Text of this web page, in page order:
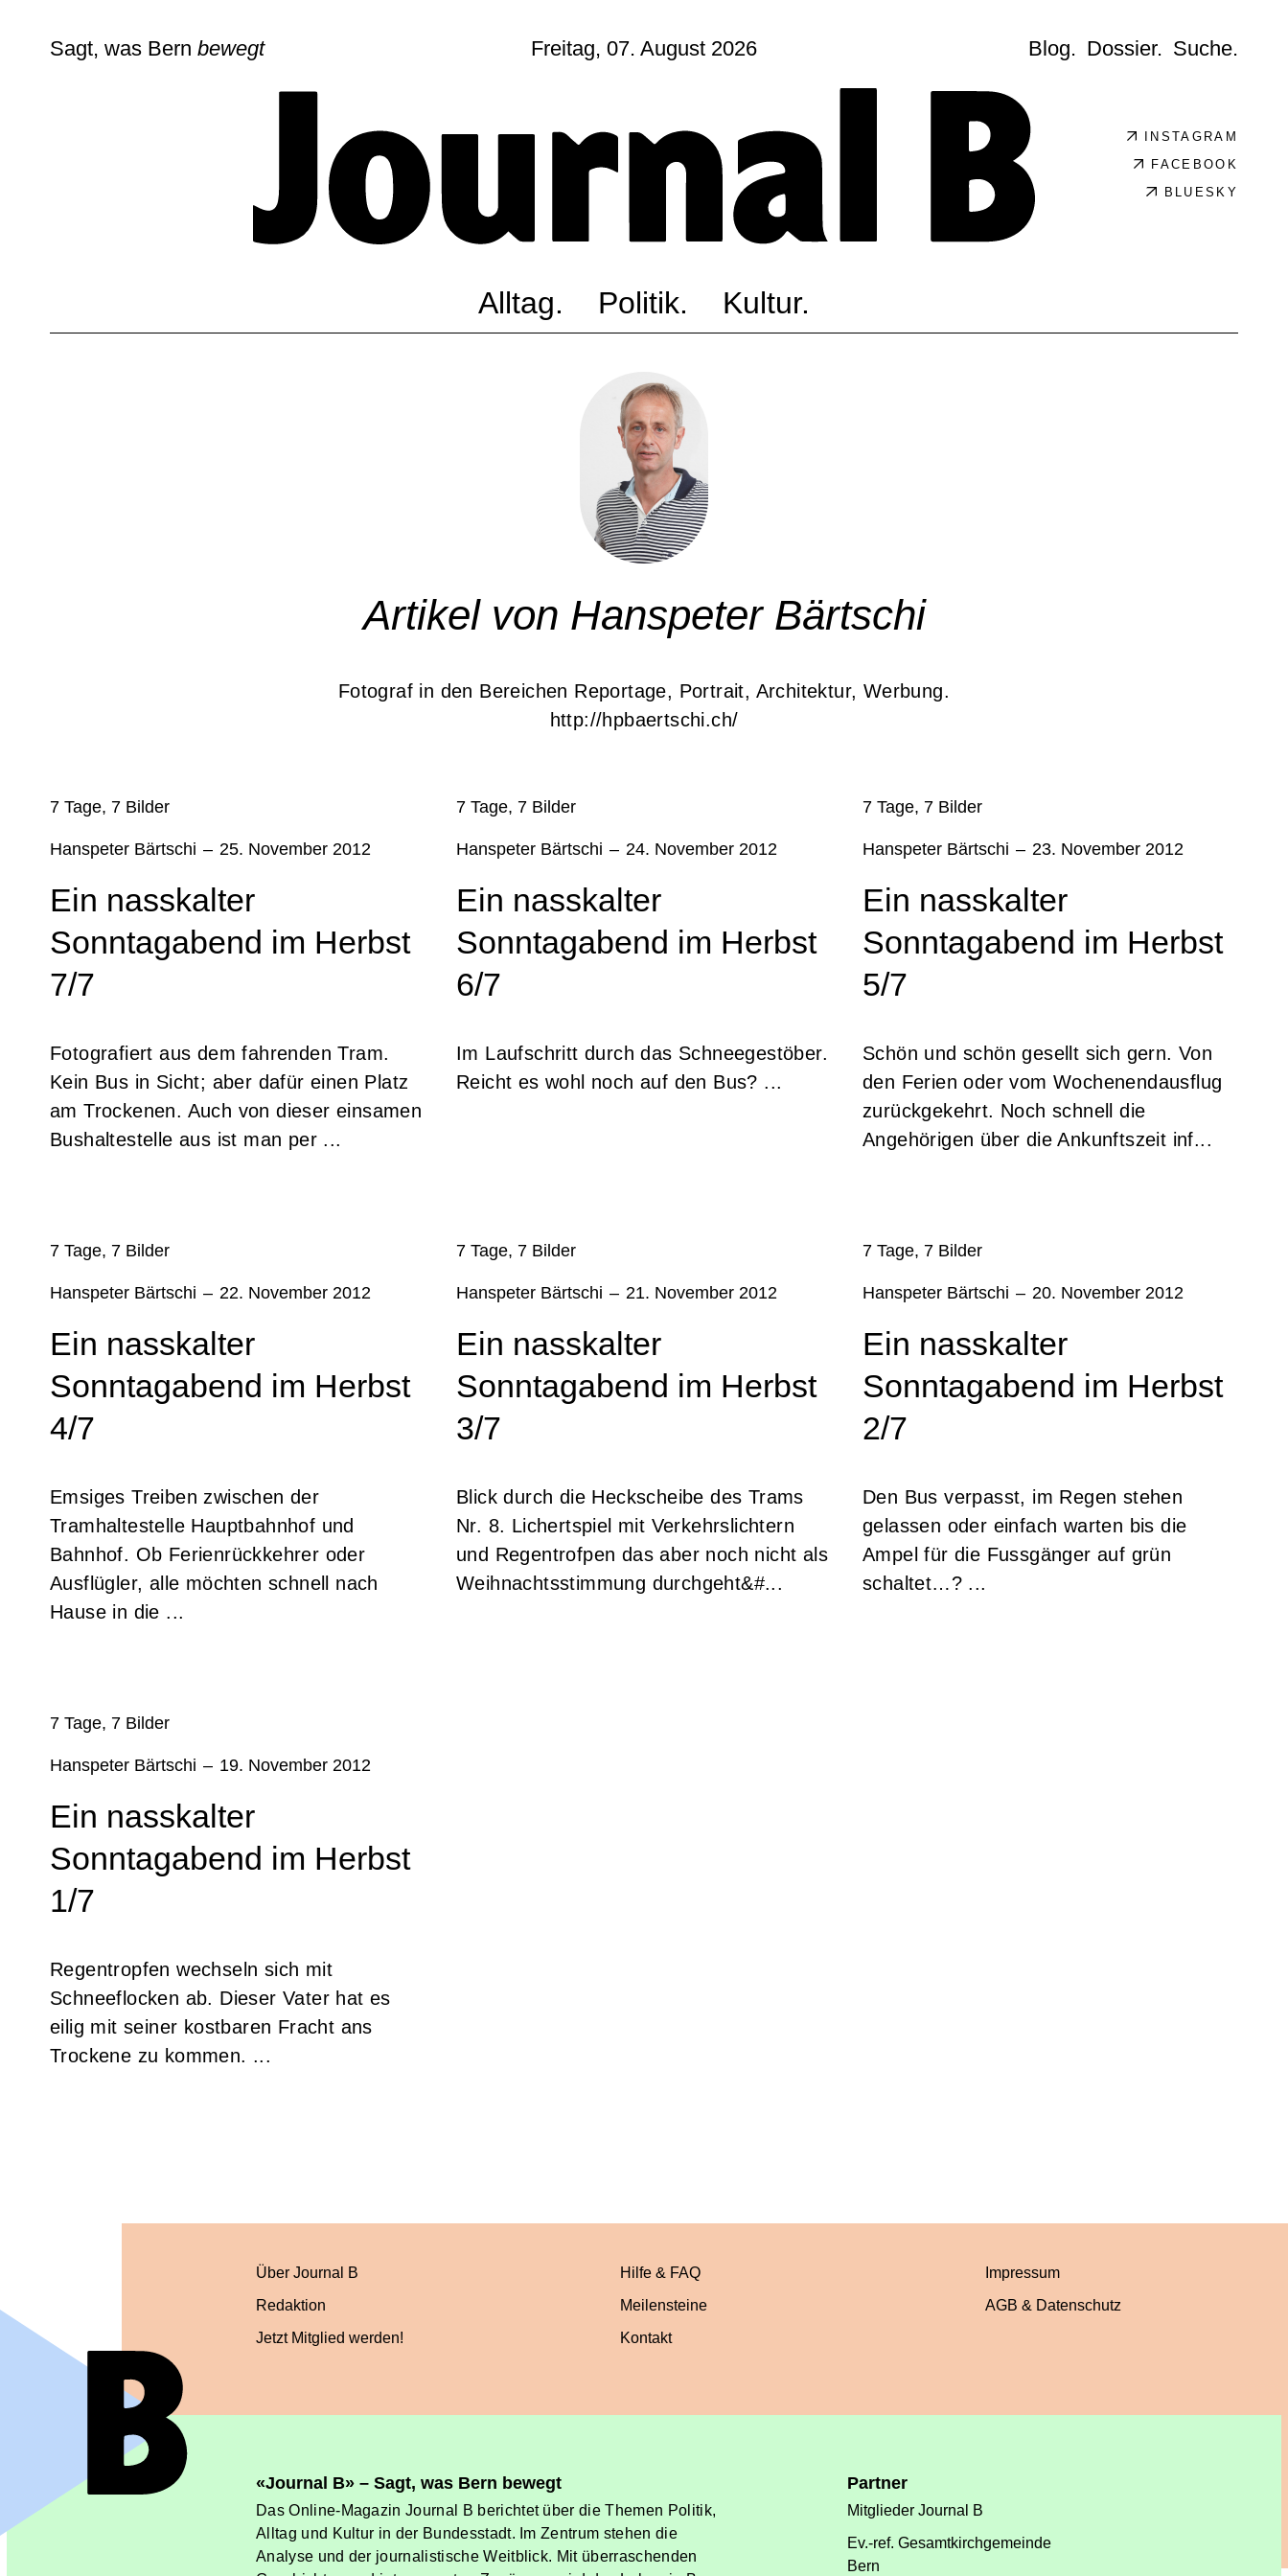
Freitag, 07. August 2026
INSTAGRAM
FACEBOOK
BLUESKY
Alltag. Politik. Kultur.
Sagt, was Bern bewegt Blog. Dossier. Suche.
Sagt, was Bern bewegt
Blog.
Suche.
FACEBOOK
BLUESKY
Artikel von Hanspeter Bärtschi
Fotograf in den Bereichen Reportage, Portrait, Architektur, Werbung.
http://hpbaertschi.ch/
7 Tage, 7 Bilder
Hanspeter Bärtschi – 25. November 2012
Ein nasskalter
Sonntagabend im Herbst
7/7
Fotografiert aus dem fahrenden Tram.
Kein Bus in Sicht; aber dafür einen Platz
am Trockenen. Auch von dieser einsamen
Bushaltestelle aus ist man per ...
7 Tage, 7 Bilder
Hanspeter Bärtschi – 24. November 2012
Ein nasskalter
Sonntagabend im Herbst
6/7
Im Laufschritt durch das Schneegestöber.
Reicht es wohl noch auf den Bus? ...
7 Tage, 7 Bilder
Hanspeter Bärtschi – 23. November 2012
Ein nasskalter
Sonntagabend im Herbst
5/7
Schön und schön gesellt sich gern. Von
den Ferien oder vom Wochenendausflug
zurückgekehrt. Noch schnell die
Angehörigen über die Ankunftszeit inf...
7 Tage, 7 Bilder
Hanspeter Bärtschi – 22. November 2012
Ein nasskalter
Sonntagabend im Herbst
4/7
Emsiges Treiben zwischen der
Tramhaltestelle Hauptbahnhof und
Bahnhof. Ob Ferienrückkehrer oder
Ausflügler, alle möchten schnell nach
Hause in die ...
7 Tage, 7 Bilder
Hanspeter Bärtschi – 21. November 2012
Ein nasskalter
Sonntagabend im Herbst
3/7
Blick durch die Heckscheibe des Trams
Nr. 8. Lichertspiel mit Verkehrslichtern
und Regentrofpen das aber noch nicht als
Weihnachtsstimmung durchgeht&#...
7 Tage, 7 Bilder
Hanspeter Bärtschi – 20. November 2012
Ein nasskalter
Sonntagabend im Herbst
2/7
Den Bus verpasst, im Regen stehen
gelassen oder einfach warten bis die
Ampel für die Fussgänger auf grün
schaltet…? ...
7 Tage, 7 Bilder
Hanspeter Bärtschi – 19. November 2012
Ein nasskalter
Sonntagabend im Herbst
1/7
Regentropfen wechseln sich mit
Schneeflocken ab. Dieser Vater hat es
eilig mit seiner kostbaren Fracht ans
Trockene zu kommen. ...
Über Journal B
Redaktion
Jetzt Mitglied werden!
Hilfe & FAQ
Meilensteine
Kontakt
Impressum
AGB & Datenschutz
«Journal B» – Sagt, was Bern bewegt
Das Online-Magazin Journal B berichtet über die Themen Politik,
Alltag und Kultur in der Bundesstadt. Im Zentrum stehen die
Analyse und der journalistische Weitblick. Mit überraschenden
Partner
Mitglieder Journal B
Ev.-ref. Gesamtkirchgemeinde
Bern